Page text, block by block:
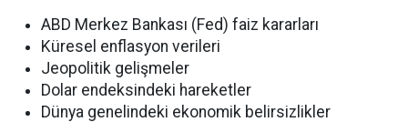
ABD Merkez Bankası (Fed) faiz kararları
Küresel enflasyon verileri
Jeopolitik gelişmeler
Dolar endeksindeki hareketler
Dünya genelindeki ekonomik belirsizlikler